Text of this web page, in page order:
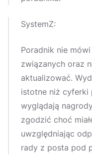
SystemZ:
Poradnik nie
związanych oraz
aktualizować.
istotne niż cyferki
wyglądają
zgodzić choć
uwzględniając
rady z posta pod